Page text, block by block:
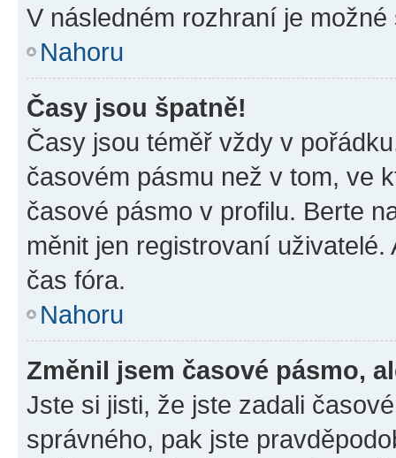
V následném rozhraní je
Nahoru
Časy jsou špatně!
Časy jsou téměř vždy v
časovém pásmu než v tom, ve
časové pásmo v profilu. Berte
měnit jen registrovaní
čas fóra.
Nahoru
Změnil jsem časové pásmo,
Jste si jisti, že jste zadali
správného, pak jste